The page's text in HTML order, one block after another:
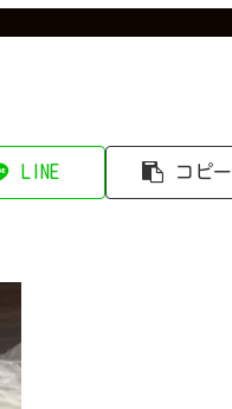
LINE コピー